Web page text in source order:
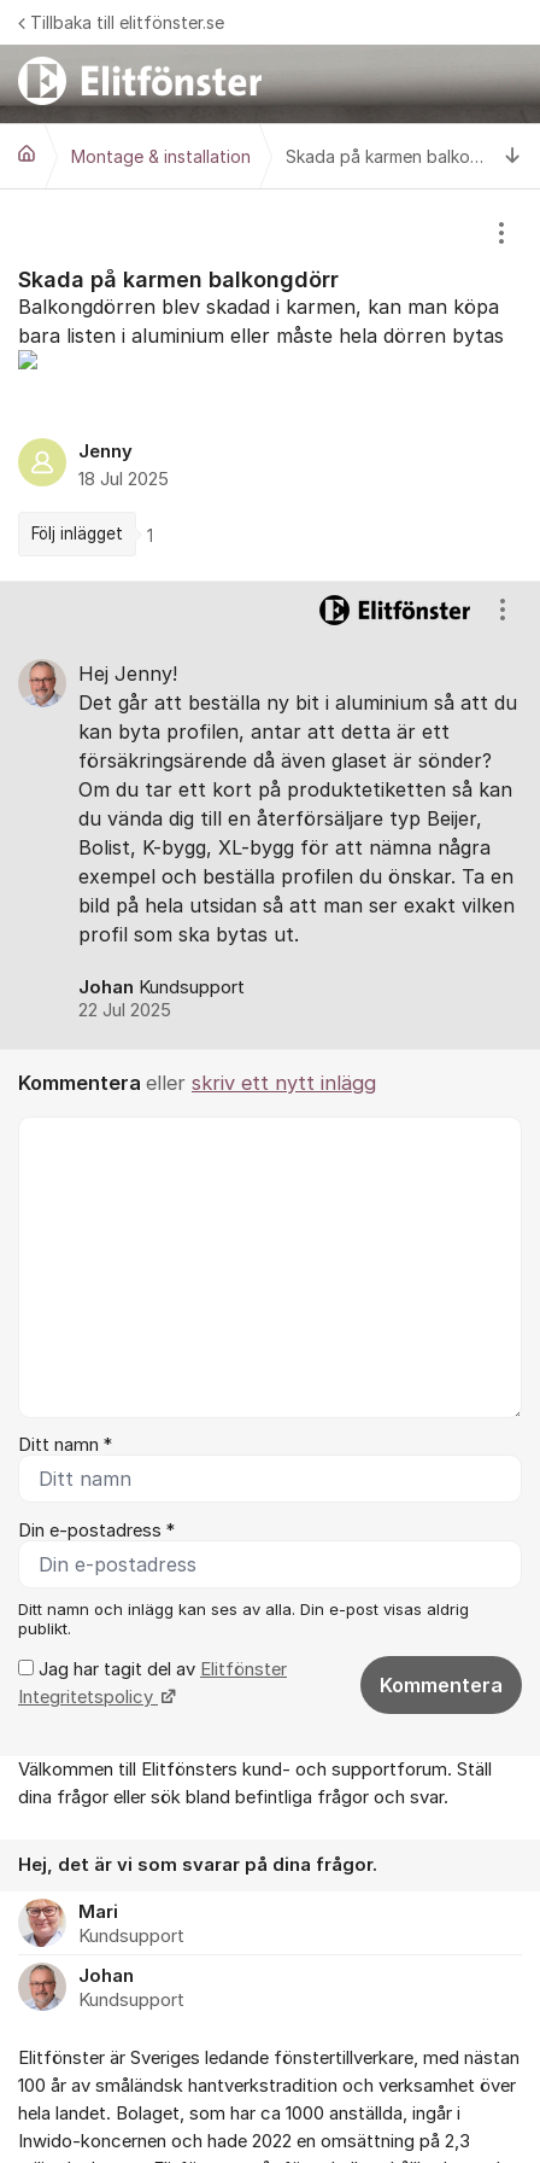
Hoppa till innehåll
Tillbaka till elitfönster.se
Montage & installation Skada på karmen balkongdörr
Skada på karmen balkongdörr
Balkongdörren blev skadad i karmen, kan man köpa
bara listen i aluminium eller måste hela dörren bytas
Jenny
18 Jul 2025
Följ inlägget 1
Hej Jenny!
Det går att beställa ny bit i aluminium så att du
kan byta profilen, antar att detta är ett
försäkringsärende då även glaset är sönder?
Om du tar ett kort på produktetiketten så kan
du vända dig till en återförsäljare typ Beijer,
Bolist, K-bygg, XL-bygg för att nämna några
exempel och beställa profilen du önskar. Ta en
bild på hela utsidan så att man ser exakt vilken
profil som ska bytas ut.
Johan Kundsupport
22 Jul 2025
Kommentera eller skriv ett nytt inlägg
Ditt namn *
Din e-postadress *
Ditt namn och inlägg kan ses av alla. Din e-post visas aldrig
publikt.
Jag har tagit del av Elitfönster
Integritetspolicy
Kommentera
Om forumet
Välkommen till Elitfönsters kund- och supportforum. Ställ
dina frågor eller sök bland befintliga frågor och svar.
Hej, det är vi som svarar på dina frågor.
Mari
Kundsupport
Johan
Kundsupport
Elitfönster är Sveriges ledande fönstertillverkare, med nästan
100 år av småländsk hantverkstradition och verksamhet över
hela landet. Bolaget, som har ca 1000 anställda, ingår i
Inwido-koncernen och hade 2022 en omsättning på 2,3